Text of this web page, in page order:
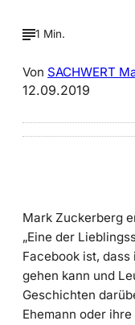
1 Min.
Von SACHWERT
12.09.2019
Mark Zuckerberg
„Eine der
Facebook ist,
gehen kann und
Geschichten
Ehemann oder